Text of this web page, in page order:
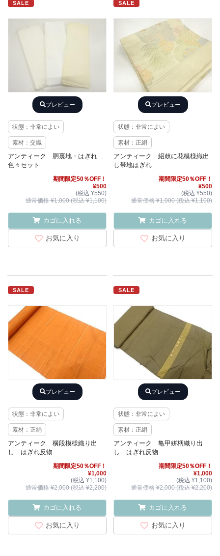
SALE
プレビュー
状態：非常によい
素材：交織
アンティーク 胴裏地・はぎれ
色々セット
期間限定50％OFF！
¥500
(税込 ¥550)
通常価格 ¥1,000 (税込 ¥1,100)
カゴに入れる
お気に入り
SALE
プレビュー
状態：非常によい
素材：正絹
アンティーク 絽鼓に花模様織出
し帯地はぎれ
期間限定50％OFF！
¥500
(税込 ¥550)
通常価格 ¥1,000 (税込 ¥1,100)
カゴに入れる
お気に入り
SALE
プレビュー
状態：非常によい
素材：正絹
アンティーク 横段模様織り出
し はぎれ反物
期間限定50％OFF！
¥1,000
(税込 ¥1,100)
通常価格 ¥2,000 (税込 ¥2,200)
カゴに入れる
お気に入り
SALE
プレビュー
状態：非常によい
素材：正絹
アンティーク 亀甲絣柄織り出
し はぎれ反物
期間限定50％OFF！
¥1,000
(税込 ¥1,100)
通常価格 ¥2,000 (税込 ¥2,200)
カゴに入れる
お気に入り